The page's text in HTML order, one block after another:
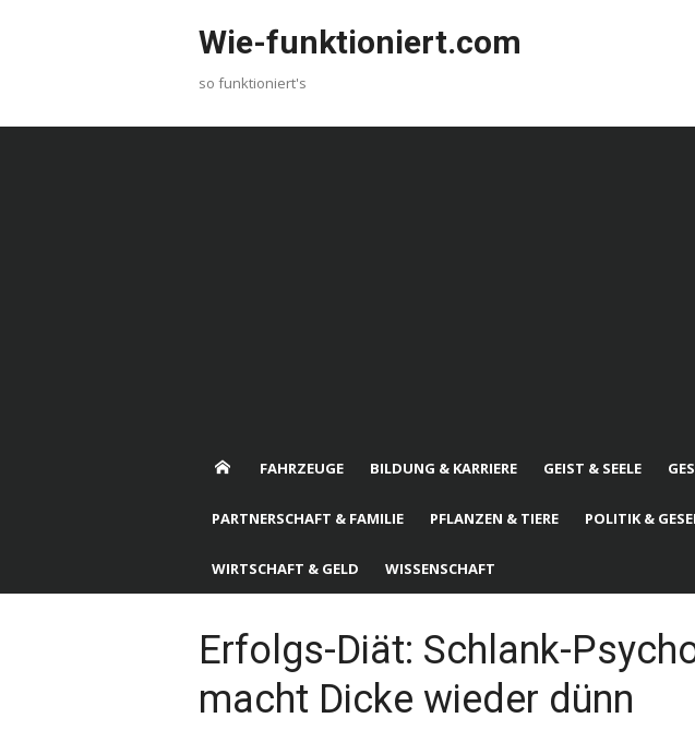
Wie-funktioniert.com
so funktioniert's
FAHRZEUGE BILDUNG & KARRIERE GEIST & SEELE
PARTNERSCHAFT & FAMILIE PFLANZEN & TIERE POLITIK &
WIRTSCHAFT & GELD WISSENSCHAFT
Erfolgs-Diät: Schlank-
macht Dicke wieder dünn